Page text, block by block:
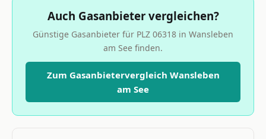
Auch Gasanbieter vergleichen?
Günstige Gasanbieter für PLZ 06318 in Wansleben
am See finden.
Zum Gasanbietervergleich Wansleben
am See